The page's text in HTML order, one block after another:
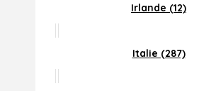
Irlande (12)
Italie (287)